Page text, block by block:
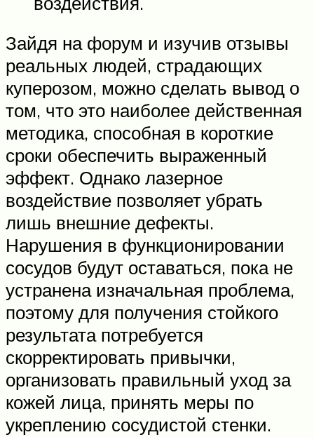
Зайдя на форум и изучив отзывы
реальных людей, страдающих
куперозом, можно сделать вывод о
том, что это наиболее действенная
методика, способная в короткие
сроки обеспечить выраженный
эффект. Однако лазерное
воздействие позволяет убрать
лишь внешние дефекты.
Нарушения в функционировании
сосудов будут оставаться, пока не
устранена изначальная проблема,
поэтому для получения стойкого
результата потребуется
скорректировать привычки,
организовать правильный уход за
кожей лица, принять меры по
укреплению сосудистой стенки.